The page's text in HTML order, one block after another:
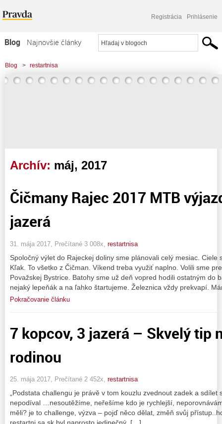
Registrácia Prihlásenie
Blog
Najnovšie články
Najčítanejšie články
Najkomentovanejšie články
Blog > restartnisa
Archív: máj, 2017
Čičmany Rajec 2017 MTB
jazerá
31. mája 2017, Prečítané 3 008x, restartnisa
Spoločný výlet do Rajeckej doliny sme plánovali celý mesiac. Ciele
Kľak. To všetko z Čičman. Víkend treba využiť naplno. Volili sme
Považskej Bystrice. Batohy sme už deň vopred hodili ostatným do
nejaký lepeňák a na ľahko štartujeme. Železnica vždy prekvapí.
Pokračovanie článku
7 kopcov, 3 jazerá – Skvelý tip
rodinou
25. mája 2017, Prečítané 2 452x, restartnisa
„Podstata challengu je právě v tom kouzlu zvednout zadek a
nepodíval …nesoutěžíme, neřešíme kdo je rychlejší,
měli? je to challenge, výzva – pojď něco dělat, změň svůj